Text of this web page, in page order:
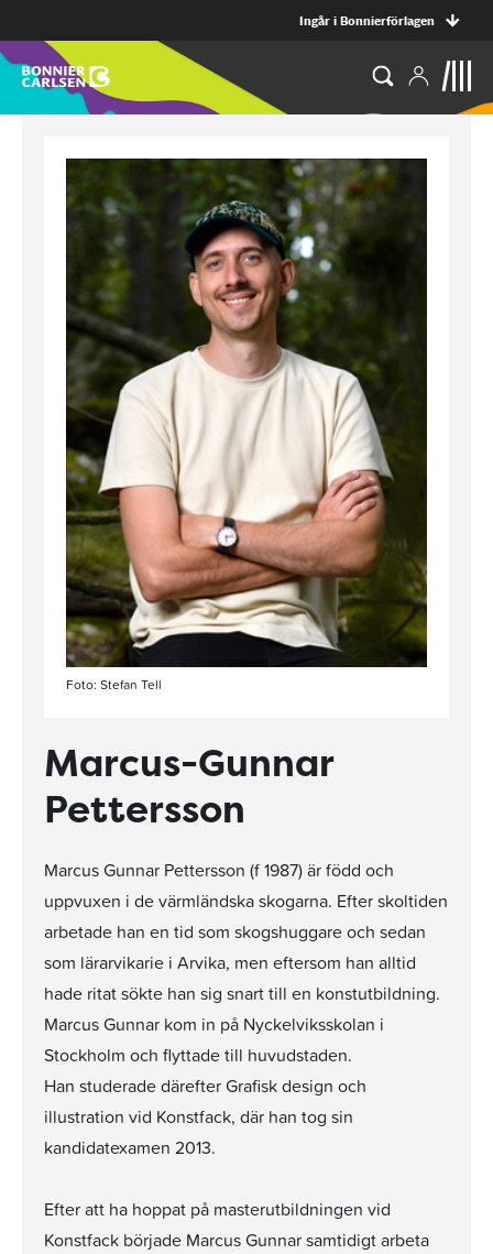
Ingår i Bonnierförlagen
Foto: Stefan Tell
Marcus-Gunnar
Pettersson
Marcus Gunnar Pettersson (f 1987) är född och
uppvuxen i de värmländska skogarna. Efter skoltiden
arbetade han en tid som skogshuggare och sedan
som lärarvikarie i Arvika, men eftersom han alltid
hade ritat sökte han sig snart till en konstutbildning.
Marcus Gunnar kom in på Nyckelviksskolan i
Stockholm och flyttade till huvudstaden.
Han studerade därefter Grafisk design och
illustration vid Konstfack, där han tog sin
kandidatexamen 2013.
Efter att ha hoppat på masterutbildningen vid
Konstfack började Marcus Gunnar samtidigt arbeta